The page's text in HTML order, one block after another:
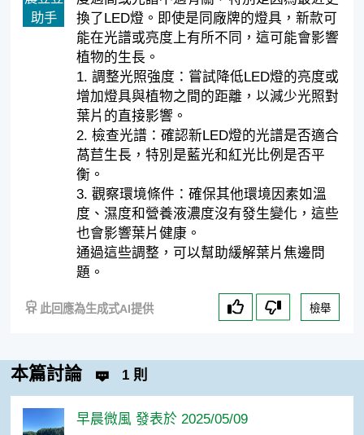
助手
換了LED燈。即使是同廠牌的燈具，新款可
能在光譜或亮度上有所不同，這可能會影響
植物的生長。
1. 調整光照強度：嘗試降低LED燈的亮度或
增加燈具與植物之間的距離，以減少光照對
葉片的直接影響。
2. 檢查光譜：確認新LED燈的光譜是否適合
萵苣生長，特別是藍光和紅光比例是否平
衡。
3. 觀察環境條件：確保其他環境因素如溫
度、濕度和營養液濃度沒有發生變化，這些
也會影響葉片健康。
通過這些調整，可以幫助緩解葉片焦邊問
題。
此回應為生成式AI提供 檢舉
本篇討論 1 則
早晨微風 發表於 2025/05/09